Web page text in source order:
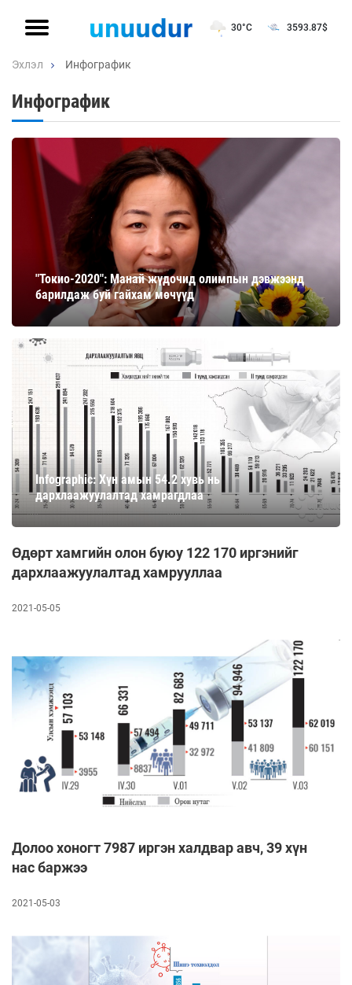
30°C 3593.87$
Эхлэл Инфографик
Инфографик
"Токио-2020": Манай жүдочид олимпын дэвжээнд
барилдаж буй гайхам мөчүүд
Infographic: Хүн амын 54.2 хувь нь
дархлаажуулалтад хамрагдлаа
Өдөрт хамгийн олон буюу 122 170 иргэнийг
дархлаажуулалтад хамрууллаа
2021-05-05
Долоо хоногт 7987 иргэн халдвар авч, 39 хүн
нас баржээ
2021-05-03